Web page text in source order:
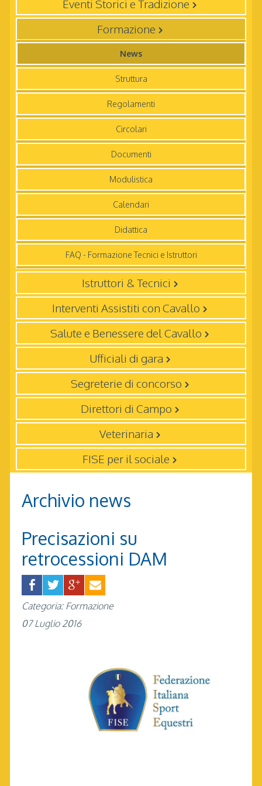
Eventi Storici e Tradizione
Formazione
News
Struttura
Regolamenti
Circolari
Documenti
Modulistica
Calendari
Didattica
FAQ - Formazione Tecnici e Istruttori
Istruttori & Tecnici
Interventi Assistiti con Cavallo
Salute e Benessere del Cavallo
Ufficiali di gara
Segreterie di concorso
Direttori di Campo
Veterinaria
FISE per il sociale
Archivio news
Precisazioni su
retrocessioni DAM
Categoria: Formazione
07 Luglio 2016